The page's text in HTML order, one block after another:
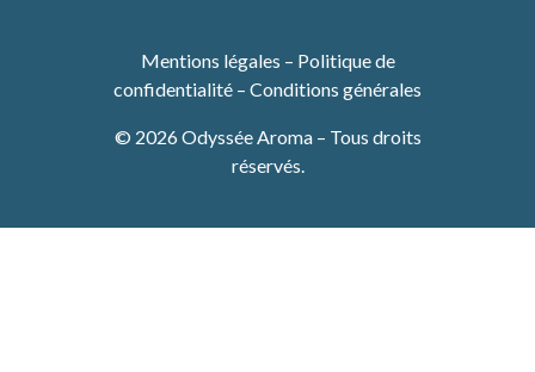
Mentions légales – Politique de
confidentialité – Conditions générales
© 2026 Odyssée Aroma – Tous droits
réservés.